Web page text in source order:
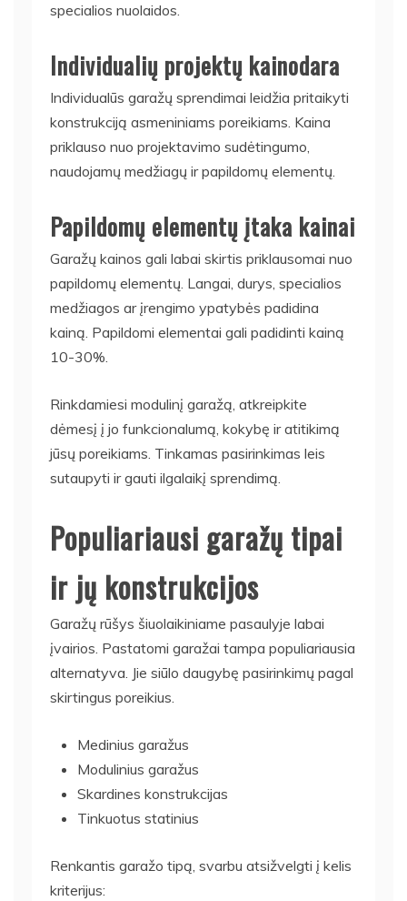
specialios nuolaidos.
Individualių projektų kainodara
Individualūs garažų sprendimai leidžia pritaikyti
konstrukciją asmeniniams poreikiams. Kaina
priklauso nuo projektavimo sudėtingumo,
naudojamų medžiagų ir papildomų elementų.
Papildomų elementų įtaka kainai
Garažų kainos gali labai skirtis priklausomai nuo
papildomų elementų. Langai, durys, specialios
medžiagos ar įrengimo ypatybės padidina
kainą. Papildomi elementai gali padidinti kainą
10-30%.
Rinkdamiesi modulinį garažą, atkreipkite
dėmesį į jo funkcionalumą, kokybę ir atitikimą
jūsų poreikiams. Tinkamas pasirinkimas leis
sutaupyti ir gauti ilgalaikį sprendimą.
Populiariausi garažų tipai
ir jų konstrukcijos
Garažų rūšys šiuolaikiniame pasaulyje labai
įvairios. Pastatomi garažai tampa populiariausia
alternatyva. Jie siūlo daugybę pasirinkimų pagal
skirtingus poreikius.
Medinius garažus
Modulinius garažus
Skardines konstrukcijas
Tinkuotus statinius
Renkantis garažo tipą, svarbu atsižvelgti į kelis
kriterijus: